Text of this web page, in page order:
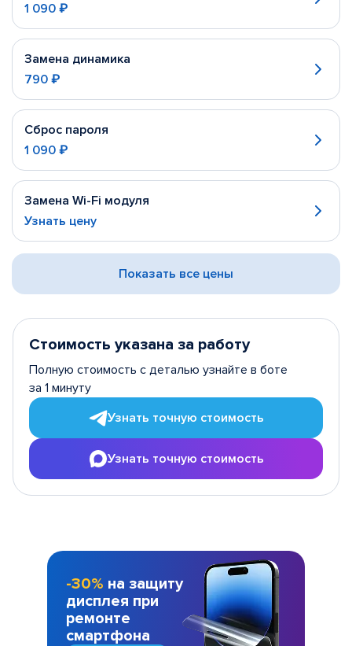
1 090 ₽
Замена динамика
790 ₽
Сброс пароля
1 090 ₽
Замена Wi-Fi модуля
Узнать цену
Показать все цены
Стоимость указана за работу
Полную стоимость с деталью узнайте в боте
за 1 минуту
Узнать точную стоимость
Узнать точную стоимость
-30% на защиту
дисплея при
ремонте
смартфона